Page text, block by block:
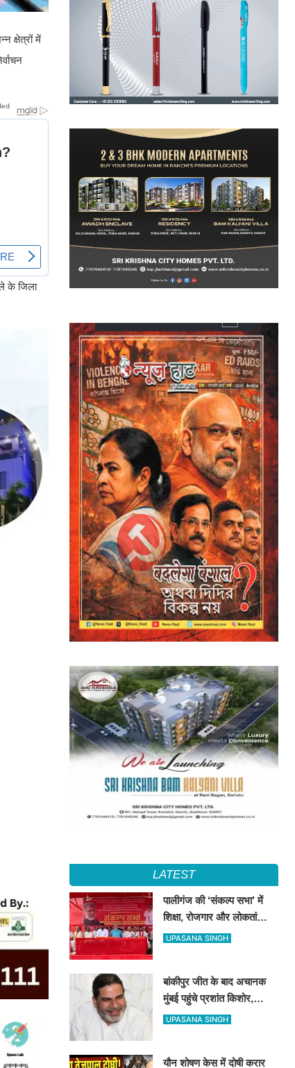
क्षेत्रों में
के जिला
LATEST
पालीगंज की ‘संकल्प सभा’ में
शिक्षा, रोजगार और लोकतांत्रिक
अधिकारों की गूंज, दीपंकर
UPASANA SINGH
बांकीपुर जीत के बाद अचानक
मुंबई पहुंचे प्रशांत किशोर,
NCP प्रमुख सुनेत्रा पवार से
UPASANA SINGH
यौन शोषण केस में दोषी करार